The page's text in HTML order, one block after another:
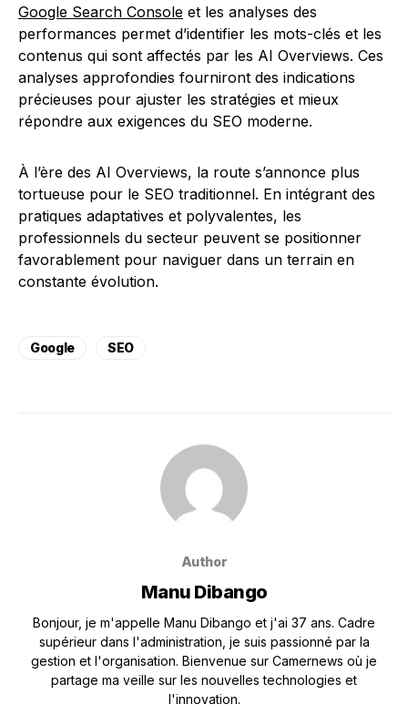
Google Search Console et les analyses des
performances permet d’identifier les mots-clés et les
contenus qui sont affectés par les AI Overviews. Ces
analyses approfondies fourniront des indications
précieuses pour ajuster les stratégies et mieux
répondre aux exigences du SEO moderne.
À l’ère des AI Overviews, la route s’annonce plus
tortueuse pour le SEO traditionnel. En intégrant des
pratiques adaptatives et polyvalentes, les
professionnels du secteur peuvent se positionner
favorablement pour naviguer dans un terrain en
constante évolution.
Google SEO
Author
Manu Dibango
Bonjour, je m'appelle Manu Dibango et j'ai 37 ans. Cadre
supérieur dans l'administration, je suis passionné par la
gestion et l'organisation. Bienvenue sur Camernews où je
partage ma veille sur les nouvelles technologies et
l'innovation.